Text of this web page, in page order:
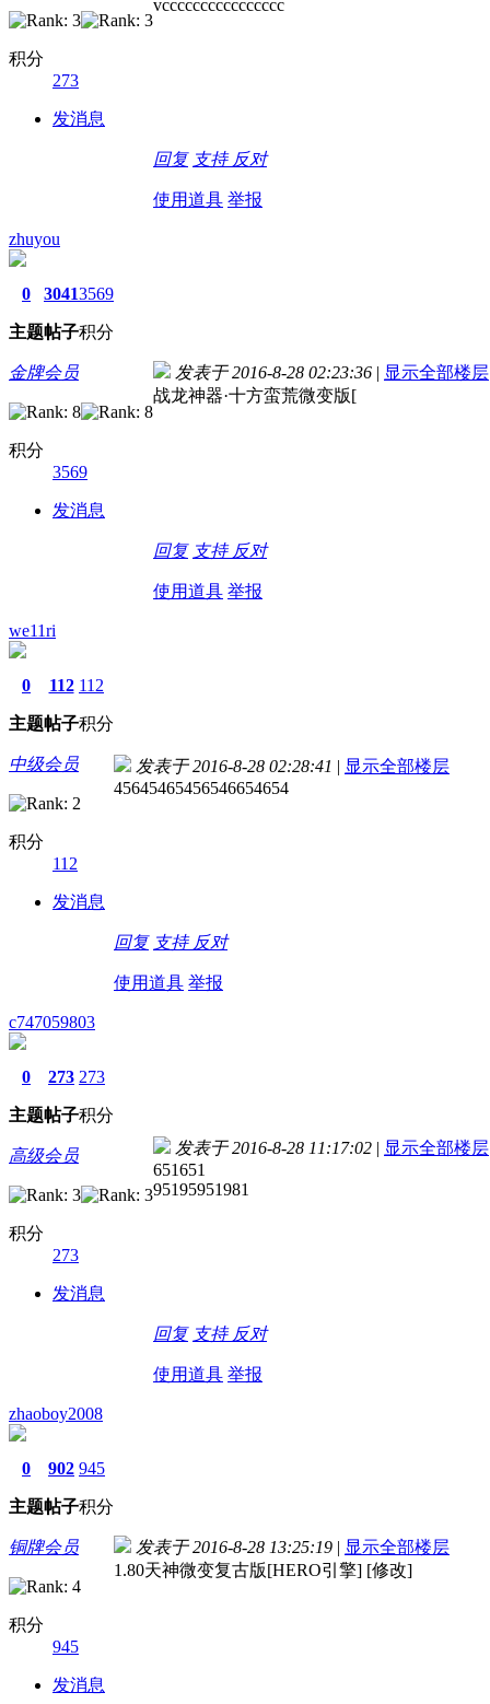
积分
273
发消息
vcccccccccccccccc
回复 支持 反对
使用道具 举报
zhuyou
0
主题
3041
帖子
3569
积分
金牌会员
积分
3569
发消息
发表于 2016-8-28 02:23:36 | 显示全部楼层
战龙神器·十方蛮荒微变版[
回复 支持 反对
使用道具 举报
we11ri
0
主题
112
帖子
112
积分
中级会员
积分
112
发消息
发表于 2016-8-28 02:28:41 | 显示全部楼层
45645465456546654654
回复 支持 反对
使用道具 举报
c747059803
0
主题
273
帖子
273
积分
高级会员
积分
273
发消息
发表于 2016-8-28 11:17:02 | 显示全部楼层
651651
95195951981
回复 支持 反对
使用道具 举报
zhaoboy2008
0
主题
902
帖子
945
积分
铜牌会员
积分
945
发消息
发表于 2016-8-28 13:25:19 | 显示全部楼层
1.80天神微变复古版[HERO引擎] [修改]